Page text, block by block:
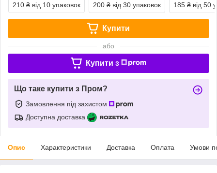
210 ₴ від 10 упаковок 200 ₴ від 30 упаковок 185 ₴ від 50
Купити
або
Купити з
Що таке купити з Пром?
Замовлення під захистом
Доступна доставка
Опис Характеристики Доставка Оплата Умови